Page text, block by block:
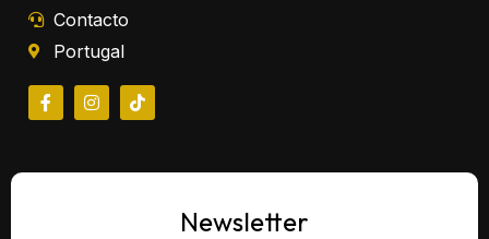
Contacto
Portugal
Newsletter